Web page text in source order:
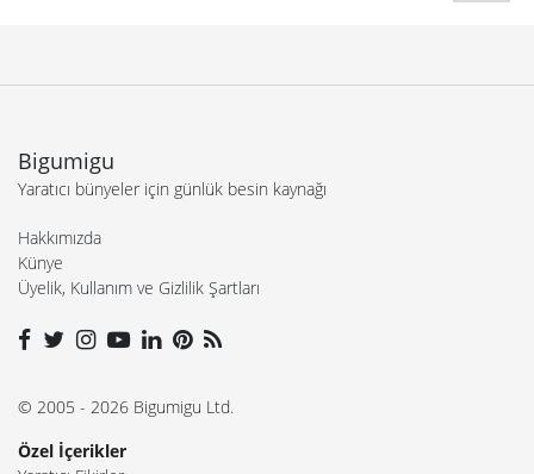
Bigumigu
Yaratıcı bünyeler için günlük besin kaynağı
Hakkımızda
Künye
Üyelik, Kullanım ve Gizlilik Şartları
© 2005 - 2026 Bigumigu Ltd.
Özel İçerikler